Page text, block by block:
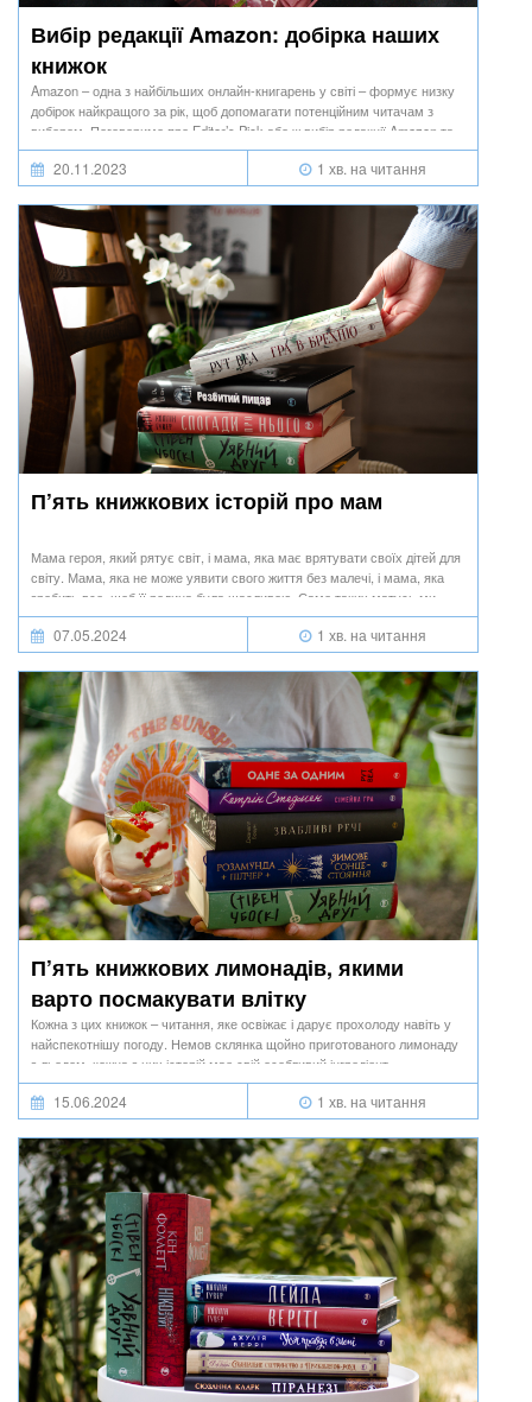
Вибір редакції Amazon: добірка наших
книжок
Amazon – одна з найбільших онлайн-книгарень у світі – формує низку
добірок найкращого за рік, щоб допомагати потенційним читачам з
вибором. Поговоримо про Editor’s Pick або ж вибір редакції Amazon та
критерії, якими керується команда, підбираючи книжки для цієї
категорії.
20.11.2023 1 хв. на читання
П’ять книжкових історій про мам
Мама героя, який рятує світ, і мама, яка має врятувати своїх дітей для
світу. Мама, яка не може уявити свого життя без малечі, і мама, яка
зробить все, щоб її родина була щасливою. Саме таких матусь ми
зібрали у нашій весняній книжковій добірці.
07.05.2024 1 хв. на читання
П’ять книжкових лимонадів, якими
варто посмакувати влітку
Кожна з цих книжок – читання, яке освіжає і дарує прохолоду навіть у
найспекотнішу погоду. Немов склянка щойно приготованого лимонаду
з льодом, кожна з цих історій має свій особливий інгредієнт.
15.06.2024 1 хв. на читання